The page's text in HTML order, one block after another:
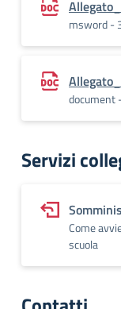
msword -
document
Servizi
Come
scuola